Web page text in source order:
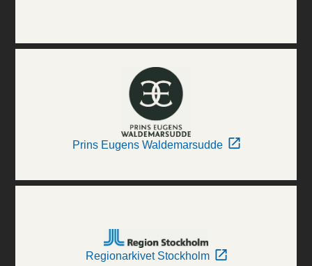
Prins Eugens Waldemarsudde
Regionarkivet Stockholm